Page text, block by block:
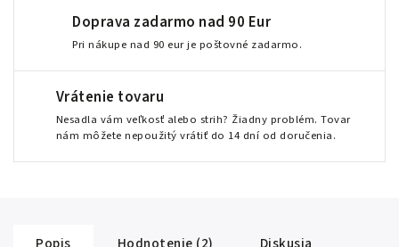
Doprava zadarmo nad 90 Eur
Pri nákupe nad 90 eur je poštovné zadarmo.
Vrátenie tovaru
Nesadla vám veľkosť alebo strih? Žiadny problém. Tovar
nám môžete nepoužitý vrátiť do 14 dní od doručenia.